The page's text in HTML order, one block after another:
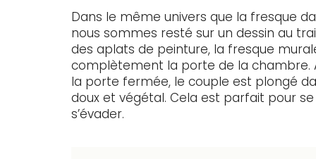
Dans le même univers que la fresque
nous sommes resté sur un dessin au
des aplats de peinture, la fresque
complètement la porte de la chambre.
la porte fermée, le couple est plongé
doux et végétal. Cela est parfait pour
s’évader.